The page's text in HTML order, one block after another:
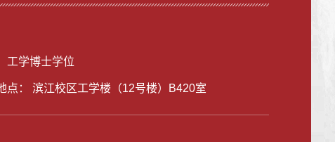
工学博士学位
点： 滨江校区工学楼（12号楼）B420室